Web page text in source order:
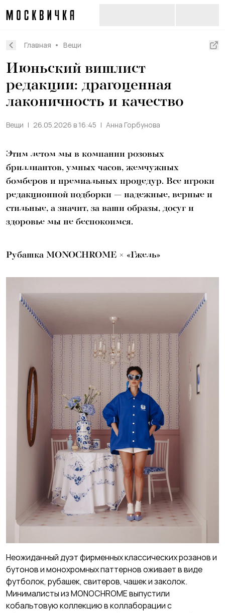
Главная Вещи
Июньский вишлист
редакции: драгоценная
лаконичность и качество
Вещи 26.05.2026 в 16:45 Анна Горбунова
Этим летом мы в компании розовых
бриллиантов, умных часов, жемчужных
бомберов и премиальных процедур. Все игроки
редакционной подборки — надежные, верные и
стильные, а значит, за ваши образы, досуг и
здоровье мы не беспокоимся.
Рубашка MONOCHROME × «Гжель»
Неожиданный дуэт фирменных классических розанов и
бутонов и монохромных паттернов оживает в виде
футболок, рубашек, свитеров, чашек и заколок.
Минималисты из MONOCHROME выпустили
кобальтовую коллекцию в коллаборации с